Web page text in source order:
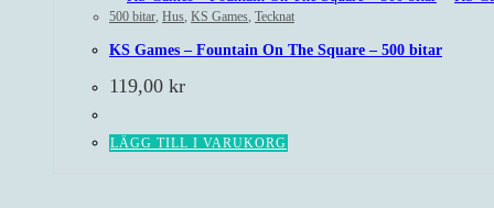
500 bitar, Hus, KS Games, Tecknat
KS Games – Fountain On The Square – 500 bitar
119,00 kr
LÄGG TILL I VARUKORG